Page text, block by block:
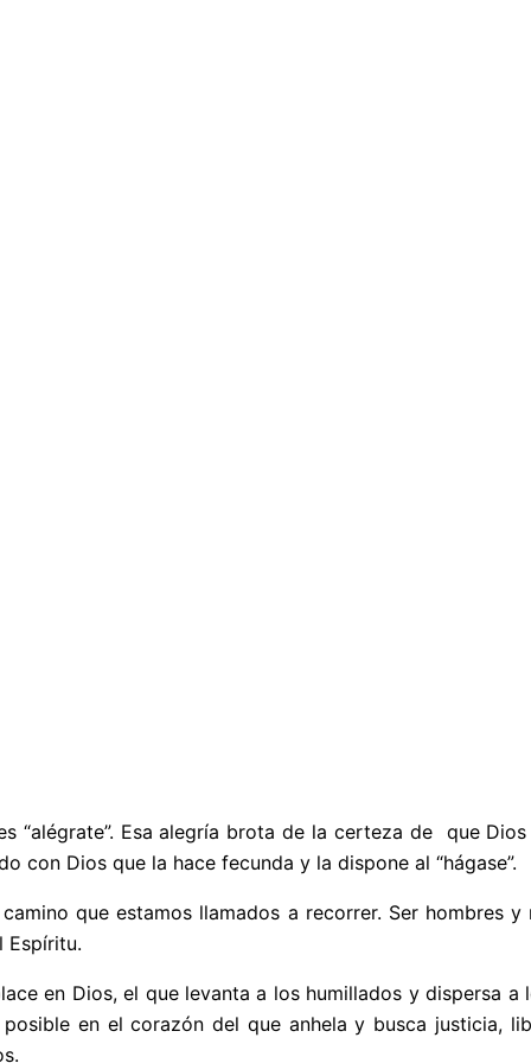
“alégrate”. Esa alegría brota de la certeza de que
con Dios que la hace fecunda y la dispone al “hágase”.
que estamos llamados a recorrer. Ser hombres
Espíritu.
en Dios, el que levanta a los humillados y dispersa
en el corazón del que anhela y busca justicia,